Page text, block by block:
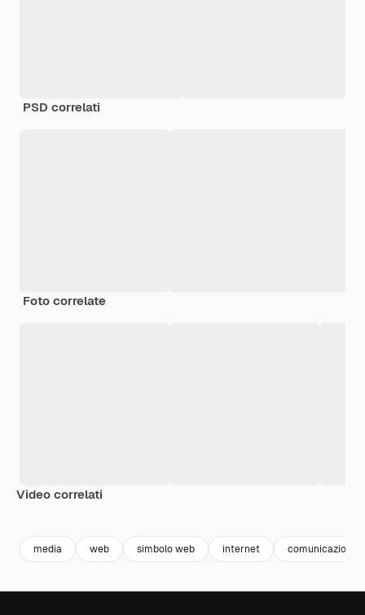
PSD correlati
Foto correlate
Video correlati
media web simbolo web internet comunicazione